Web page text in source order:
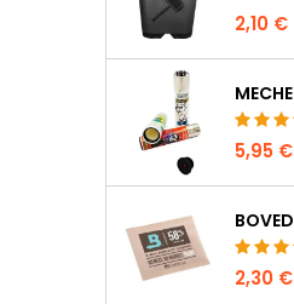
2,10 €
5,95 €
2,30 €